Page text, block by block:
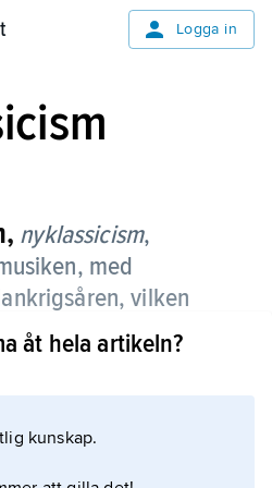
Logga in
nyklassicism,
med
vilken
en reaktion mot
åt hela artikeln?
kunskap.